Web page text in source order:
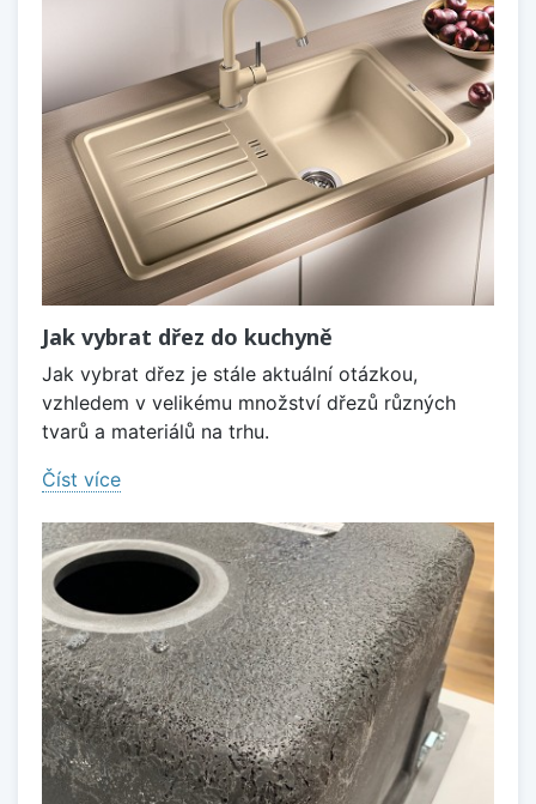
Jak vybrat dřez do kuchyně
Jak vybrat dřez je stále aktuální otázkou,
vzhledem v velikému množství dřezů různých
tvarů a materiálů na trhu.
Číst více